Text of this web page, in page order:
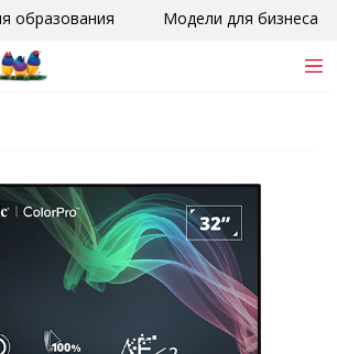
образования Модели для бизнеса